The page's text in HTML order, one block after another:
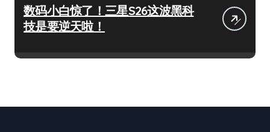
数码小白惊了！三星S26这波黑科
技是要逆天啦！